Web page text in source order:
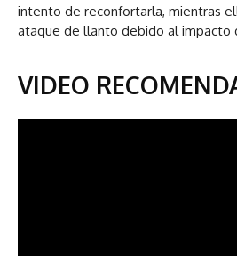
intento de reconfortarla, mientras
ataque de llanto debido al impacto
VIDEO